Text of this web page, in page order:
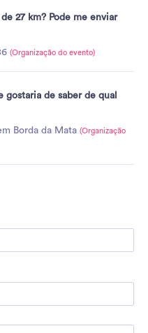
27 km? Pode me enviar
(Organização do evento)
gostaria de saber de qual
Borda da Mata (Organização